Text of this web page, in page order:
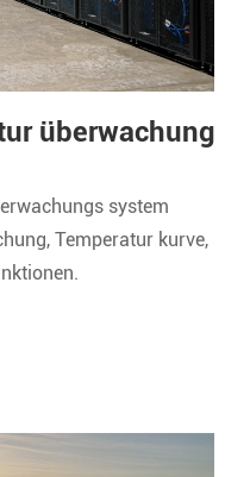
überwachung
system
Temperatur kurve,